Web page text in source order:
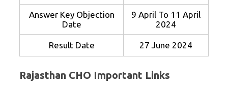
Answer Key Objection
Date
9 April To 11 April
2024
Result Date 27 June 2024
Rajasthan CHO Important Links